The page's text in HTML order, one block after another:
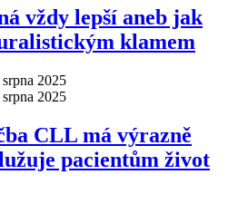
vždy lepší aneb jak
klamem
srpna 2025
srpna 2025
CLL má výrazně
pacientům život